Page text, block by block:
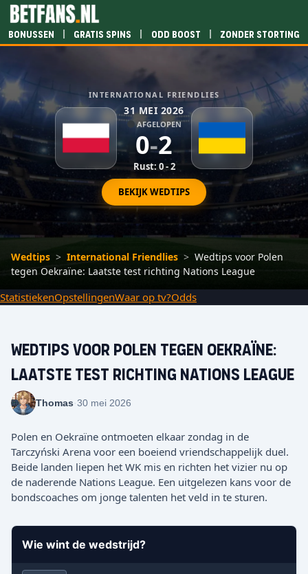
Bonussen | Gratis spins | Odd boost | Zonder storting
INTERNATIONAL FRIENDLIES
31 MEI 2026
AFGELOPEN
0-2
Rust: 0 - 2
BEKIJK WEDTIPS
Wedtips > International Friendlies > Wedtips voor Polen
tegen Oekraïne: Laatste test richting Nations League
StatistiekenOpstellingenWaar op tv?Odds
Wedtips voor Polen tegen Oekraïne:
Laatste test richting Nations League
Thomas·30 mei 2026
Polen en Oekraïne ontmoeten elkaar zondag in de
Tarczyński Arena voor een boeiend vriendschappelijk duel.
Beide landen liepen het WK mis en richten het vizier nu op
de naderende Nations League. Een uitgelezen kans voor de
bondscoaches om jonge talenten het veld in te sturen.
Wie wint de wedstrijd?